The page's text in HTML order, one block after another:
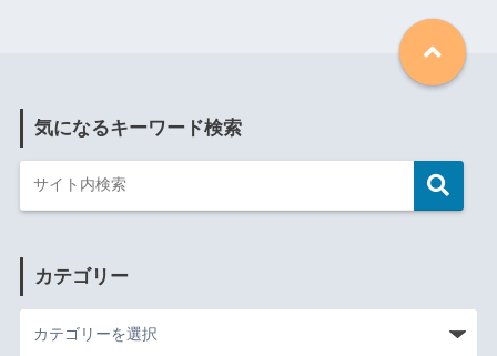
気になるキーワード検索
カテゴリー